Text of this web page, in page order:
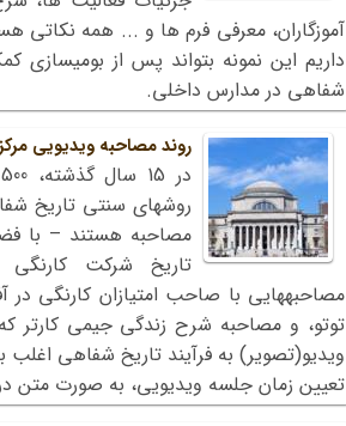
آموزگاران، معرفی فرم ها و ... همه نکاتی
داریم این نمونه بتواند پس از
شفاهی در مدارس داخلی.
روند مصاحبه ویدیویی
روش‏های سنتی تاریخ
مصاحبه هستند – با
مصاحبه‏هایی با صاحب امتیازان کارنگی
توتو، و مصاحبه شرح زندگی جیمی کارتر
ویدیو(تصویر) به فرآیند تاریخ شفاهی
تعیین زمان جلسه ویدیویی، به صورت متن